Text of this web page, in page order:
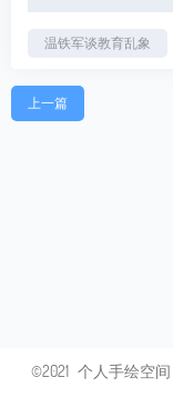
温铁军谈教育乱象
上一篇
©2021 个人手绘空间